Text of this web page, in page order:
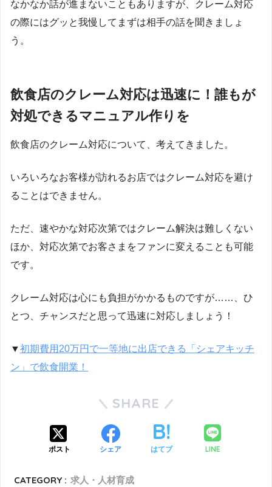
なかなか話が進まないこともありますが、クレーム対応
の際にはグッと我慢してまずは相手の話を聞きましょ
う。
飲食店のクレーム対応は迅速に！誰もが
対処できるマニュアル作りを
飲食店のクレーム対応について、考えてきました。
いろいろなお客様が訪れるお店ではクレーム対応を避け
ることはできません。
ただ、速やかな対応次第ではクレーム解決は難しくない
ほか、対応次第でお客さまをファンに変えることも可能
です。
クレーム対応は心にも負担がかかるものですが……、ひ
とつ、チャンスだと思って迅速に対応しましょう！
▼初期費用20万円で一等地に出店できる「シェアキッチ
ン」で飲食開業！
SHARE
ポスト シェア はてブ LINE
CATEGORY : 求人・人材育成